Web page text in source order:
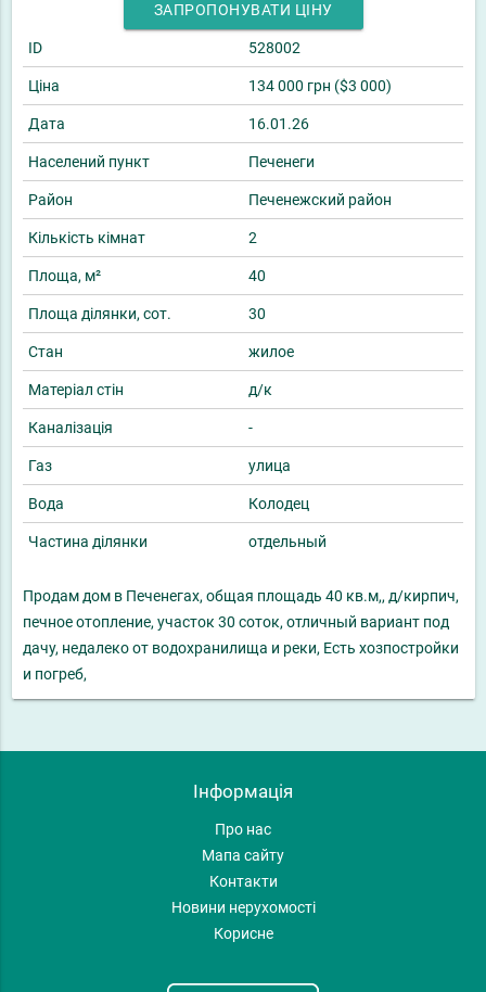
ЗАПРОПОНУВАТИ ЦІНУ
ID 528002
Ціна 134 000 грн ($3 000)
Дата 16.01.26
Населений пункт Печенеги
Район Печенежский район
Кількість кімнат 2
Площа, м² 40
Площа ділянки, сот. 30
Стан жилое
Матеріал стін д/к
Каналізація -
Газ улица
Вода Колодец
Частина ділянки отдельный
Продам дом в Печенегах, общая площадь 40 кв.м,, д/кирпич,
печное отопление, участок 30 соток, отличный вариант под
дачу, недалеко от водохранилища и реки, Есть хозпостройки
и погреб,
Інформація
Про нас
Мапа сайту
Контакти
Новини нерухомості
Корисне